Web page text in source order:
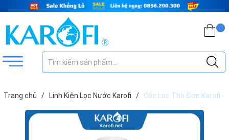
Trang chủ / Linh Kiện Lọc Nước Karofi /
Cốc Lọc Thô Đơn Karofi -
10inch S-s038, KAQ-U95, O-P1310 (Không Kèm Nắp Cốc)